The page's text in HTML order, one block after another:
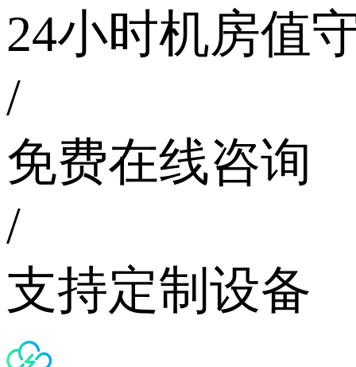
24小时机房值
/
免费在线咨询
/
支持定制设备